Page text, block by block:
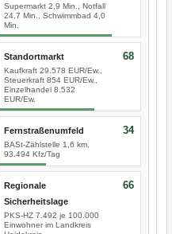
Supermarkt 2,9 Min., Notfall
24,7 Min., Schwimmbad 4,0
Min.
Standortmarkt
Kaufkraft 29.578 EUR/Ew.,
Steuerkraft 854 EUR/Ew.,
Einzelhandel 8.532
EUR/Ew.
68
Fernstraßenumfeld
BASt-Zählstelle 1,6 km,
93.494 Kfz/Tag
34
Regionale
Sicherheitslage
PKS-HZ 7.492 je 100.000
Einwohner im Landkreis
66